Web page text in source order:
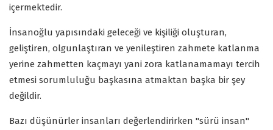
içermektedir.
İnsanoğlu yapısındaki geleceği ve kişiliği oluşturan,
geliştiren, olgunlaştıran ve yenileştiren zahmete katlanma
yerine zahmetten kaçmayı yani zora katlanamamayı tercih
etmesi sorumluluğu başkasına atmaktan başka bir şey
değildir.
Bazı düşünürler insanları değerlendirirken "sürü insan"